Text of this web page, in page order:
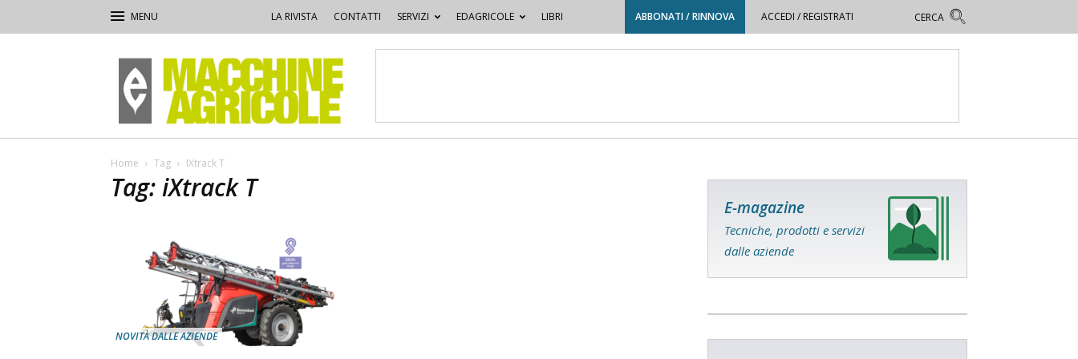
LA RIVISTA CONTATTI SERVIZI EDAGRICOLE LIBRI ABBONATI / RINNOVA ACCEDI / REGISTRATI
Macchine
Agricole
Home Tag IXtrack T
Tag: iXtrack T
NOVITÀ DALLE AZIENDE
E-magazine
Tecniche, prodotti e servizi
dalle aziende